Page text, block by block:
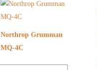
Northrop Grumman
MQ-4C